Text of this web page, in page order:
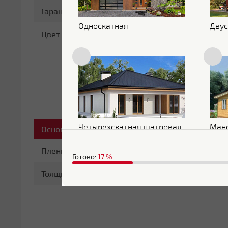
Гарантия 20 лет
Цвет
Основные характеристики
Пленка
Толщина
Односкатная
Четырехскатная шатровая
Готово:17%